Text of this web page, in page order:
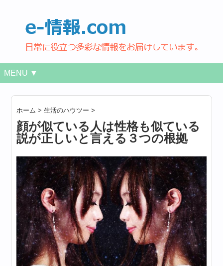
MENU ▼
ホーム >生活のハウツー >
顔が似ている人は性格も似ている
説が正しいと言える３つの根拠